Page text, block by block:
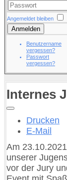
Angemeldet bleiben
Anmelden
Benutzername
vergessen?
Passwort
vergessen?
Internes
Drucken
E-Mail
Am
unserer
vor der Jury